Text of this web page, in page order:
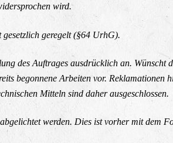
wird.
geregelt (§64 UrhG).
des Auftrages ausdrücklich an.
begonnene Arbeiten vor. Reklamationen
Mitteln sind daher ausgeschlossen.
werden. Dies ist vorher mit dem